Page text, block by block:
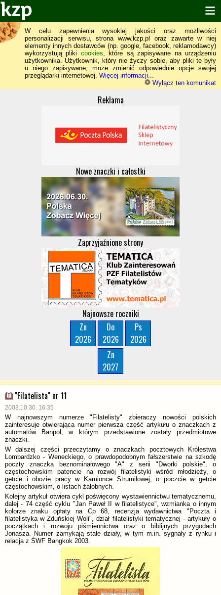
W celu zapewnienia wysokiej jakości oraz możliwości
personalizacji serwisu, strona www.kzp.pl oraz zawarte w niej
elementy innych dostawców (np. google, facebook, reklamodawcy)
wykorzystują pliki cookies, które są zapisywane na urządzeniu
użytkownika. Użytkownik, który nie życzy sobie, aby pliki te były
u niego zapisywane, może zmienić odpowiednie opcje swojej
przeglądarki internetowej. Więcej informacji...
Wyłącz ten komunikat
Reklama
Nowe znaczki i całostki
Zaprzyjaźnione strony
Najnowsze roczniki
Zn
2026
Do
2026
Ps
2026
Zn
2027
"Filatelista" nr 11
2003.10.30. 16:35
W najnowszym numerze "Filatelisty" zbieraczy nowości polskich
zainteresuje otwierająca numer pierwsza część artykułu o znaczkach z
automatów Banpol, w którym przedstawione zostały przedmiotowe
znaczki.
W dalszej części przeczytamy o znaczkach pocztowych Królestwa
Lombardzko - Weneckiego, o prawdopodobnym fałszerstwie na szkodę
poczty znaczka beznominałowego "A" z serii "Dworki polskie", o
częstochowskim patencie na rozwój filatelistyki wśród młodzieży, o
getcie i obozie pracy w Kamionce Strumiłowej, o poczcie w getcie
częstochowskim, o listach żałobnych.
Kolejny artykuł otwiera cykl poświęcony wystawiennictwu tematycznemu,
dalej - 74 część cyklu "Jan Paweł II w filatelistyce", wzmianka o innym
kolorze znaku opłaty na Cp 68, recenzja wydawnictwa "Poczta i
filatelistyka w Zduńskiej Woli", dział filatelistyki tematycznej - artykuły o
początkach i rozwoju piśmiennictwa oraz o biblijnych przygodach
Jonasza. Numer zamykają stałe działy, w tym m.in. sygnały z rynku i
relacja z ŚWF Bangkok 2003.